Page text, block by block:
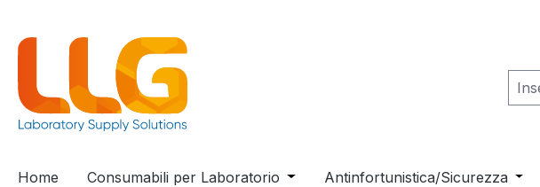
Home Consumabili per Laboratorio Open or close the dropdown menu
Antinfortunistica/Sicurezza